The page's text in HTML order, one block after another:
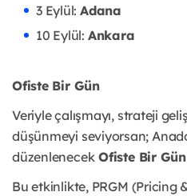
3 Eylül: Adana
10 Eylül: Ankara
Ofiste Bir Gün
Veriyle çalışmayı, strateji
düşünmeyi seviyorsan;
düzenlenecekOfiste Bir Gün
Bu etkinlikte, PRGM (Pricing